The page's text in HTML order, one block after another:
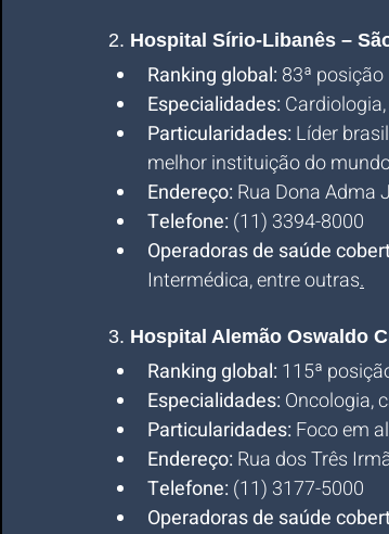
2. Hospital Sírio-Libanês –
Ranking global: 83ª posição
Especialidades:
Particularidades: Líder
melhor instituição do
Endereço: Rua Dona Adma
Telefone: (11) 3394-8000
Operadoras de saúde
Intermédica, entre outras.
3. Hospital Alemão Oswaldo
Ranking global: 115ª
Especialidades: Oncologia,
Particularidades: Foco em
Endereço: Rua dos Três
Telefone: (11) 3177-5000
Operadoras de saúde